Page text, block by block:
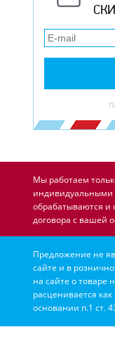
Мы работаем
индивидуальными
обрабатываются и
договора с вашей
Предложение не
сайте и в
на сайте о товаре
расценивается
основании п.1 ст.